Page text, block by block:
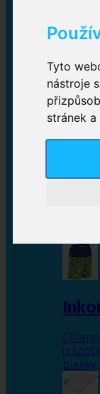
Tyto
nástroje
stránek
plavky,